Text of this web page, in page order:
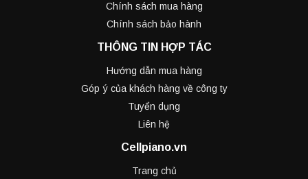
Chính sách mua hàng
Chính sách bảo hành
THÔNG TIN HỢP TÁC
Hướng dẫn mua hàng
Góp ý của khách hàng về công ty
Tuyển dụng
Liên hệ
Cellpiano.vn
Trang chủ